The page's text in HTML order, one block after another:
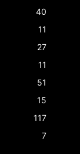
40
11
27
11
51
15
117
7